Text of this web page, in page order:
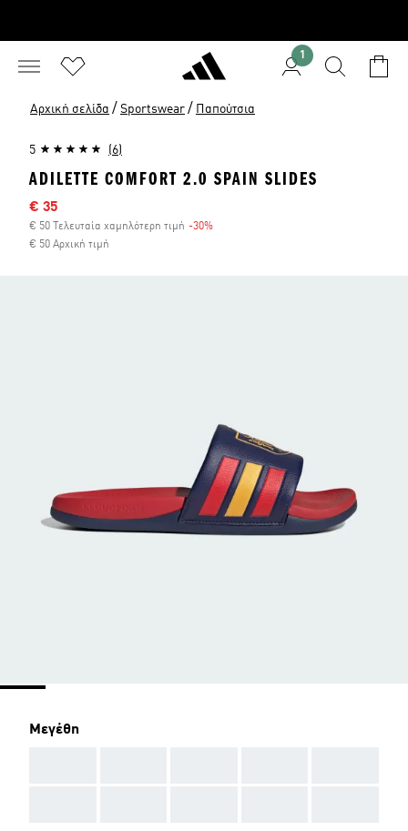
1
Αρχική σελίδα / Sportswear / Παπούτσια
5 (6)
ADILETTE COMFORT 2.0 SPAIN SLIDES
Τιμή έκπτωσης
€ 35
€ 50 Τελευταία χαμηλότερη τιμή -30%
€ 50 Αρχική τιμή
Μεγέθη